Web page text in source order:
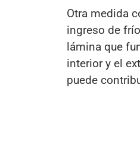
Otra medida
ingreso de
lámina que
interior y el
puede